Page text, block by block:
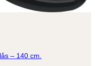
– 140 cm.